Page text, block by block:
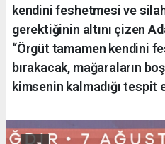
kendini feshetmesi ve
gerektiğinin altını çizen
“Örgüt tamamen kendini
bırakacak, mağaraların
kimsenin kalmadığı tespit